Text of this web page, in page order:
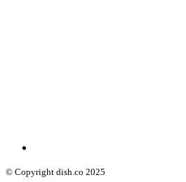
© Copyright dish.co 2025